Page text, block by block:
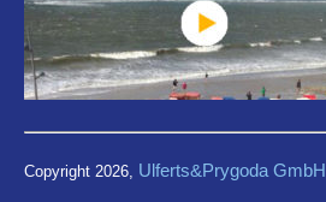
Copyright 2026, Ulferts&Prygoda GmbH